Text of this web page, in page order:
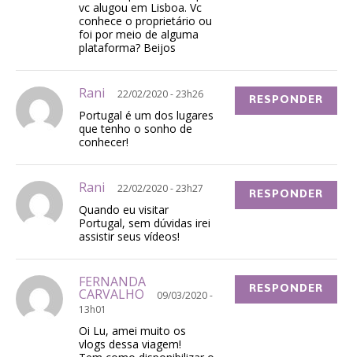
vc alugou em Lisboa. Vc
conhece o proprietário ou
foi por meio de alguma
plataforma? Beijos
Rani 22/02/2020 - 23h26
Portugal é um dos lugares
que tenho o sonho de
conhecer!
RESPONDER
Rani 22/02/2020 - 23h27
Quando eu visitar
Portugal, sem dúvidas irei
assistir seus vídeos!
RESPONDER
FERNANDA
CARVALHO
09/03/2020 -
13h01
Oi Lu, amei muito os
vlogs dessa viagem!
RESPONDER